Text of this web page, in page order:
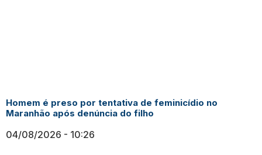
Homem é preso por tentativa de feminicídio no
Maranhão após denúncia do filho
04/08/2026 10:26